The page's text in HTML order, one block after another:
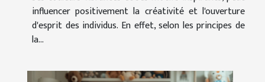
influencer positivement la créativité et l'ouverture
d'esprit des individus. En effet, selon les principes de
la...